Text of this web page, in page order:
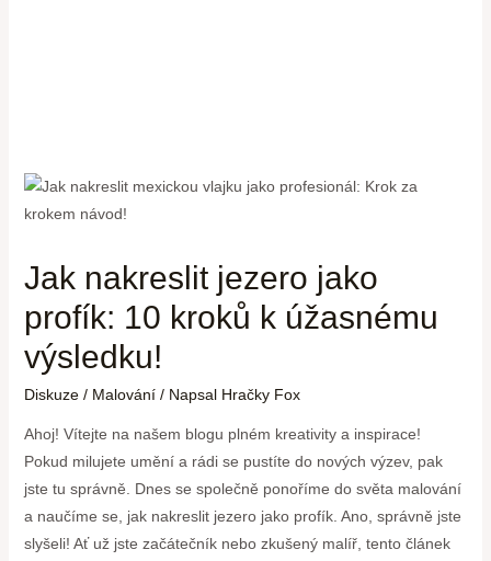
Jak nakreslit jezero jako
profík: 10 kroků k úžasnému
výsledku!
Diskuze / Malování/ Napsal Hračky Fox
Ahoj! Vítejte na našem blogu plném kreativity a inspirace!
Pokud milujete umění a rádi se pustíte do nových výzev, pak
jste tu správně. Dnes se společně ponoříme do světa malování
a naučíme se, jak nakreslit jezero jako profík. Ano, správně jste
slyšeli! Ať už jste začátečník nebo zkušený malíř, tento článek